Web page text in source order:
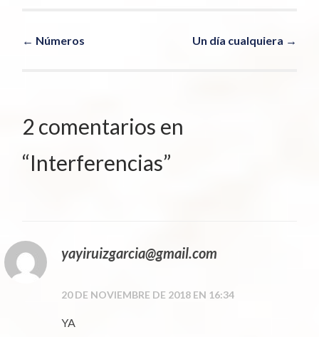
Navegador
artículos
← Números Un día cualquiera →
2 comentarios en
“Interferencias”
yayiruizgarcia@gmail.com
20 DE NOVIEMBRE DE 2018 EN 16:34
YA